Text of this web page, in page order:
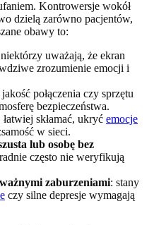
Kontrowersje wokół
dzielą zarówno pacjentów,
obawy to:
uważają, że ekran
zrozumienie emocji i
jakość połączenia czy sprzętu
bezpieczeństwa.
łatwiej skłamać, ukryć emocje
w sieci.
lub osobę bez
często nie weryfikują
zaburzeniami: stany
czy silne depresje wymagają